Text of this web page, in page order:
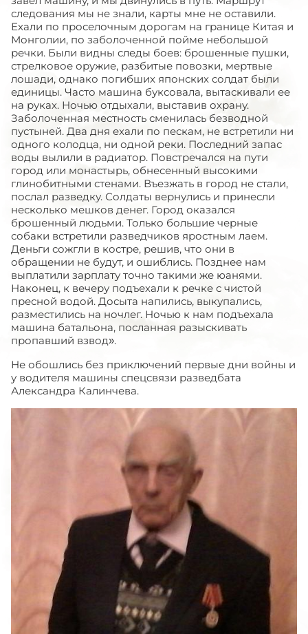
следования мы не знали, карты мне не оставили.
Ехали по проселочным дорогам на границе Китая и
Монголии, по заболоченной пойме небольшой
речки. Были видны следы боев: брошенные пушки,
стрелковое оружие, разбитые повозки, мертвые
лошади, однако погибших японских солдат были
единицы. Часто машина буксовала, вытаскивали ее
на руках. Ночью отдыхали, выставив охрану.
Заболоченная местность сменилась безводной
пустыней. Два дня ехали по пескам, не встретили ни
одного колодца, ни одной реки. Последний запас
воды вылили в радиатор. Повстречался на пути
город или монастырь, обнесенный высокими
глинобитными стенами. Въезжать в город не стали,
послал разведку. Солдаты вернулись и принесли
несколько мешков денег. Город оказался
брошенный людьми. Только большие черные
собаки встретили разведчиков яростным лаем.
Деньги сожгли в костре, решив, что они в
обращении не будут, и ошиблись. Позднее нам
выплатили зарплату точно такими же юанями.
Наконец, к вечеру подъехали к речке с чистой
пресной водой. Досыта напились, выкупались,
разместились на ночлег. Ночью к нам подъехала
машина батальона, посланная разыскивать
пропавший взвод».
Не обошлись без приключений первые дни войны и
у водителя машины спецсвязи разведбата
Александра Калинчева.